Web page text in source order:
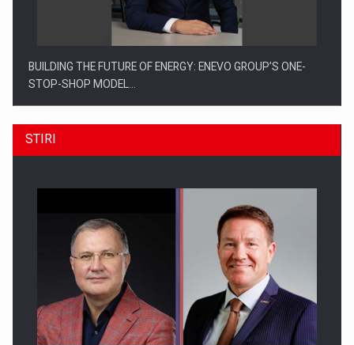
BUILDING THE FUTURE OF ENERGY: ENEVO GROUP’S ONE-
STOP-SHOP MODEL…
ROOTED IN ROMANIA, BUILT TO DELIVER TECHNOLOGY FOR
THE…
STIRI